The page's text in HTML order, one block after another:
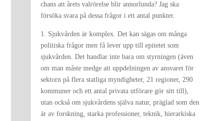
chans att årets valrörelse blir annorlunda? Jag ska
försöka svara på dessa frågor i ett antal punkter.
1. Sjukvården är komplex. Det kan sägas om många
politiska frågor men få lever upp till epitetet som
sjukvården. Det handlar inte bara om styrningen (även
om man måste medge att uppdelningen av ansvaret för
sektorn på flera statliga myndigheter, 21 regioner, 290
kommuner och ett antal privata utförare gör sitt till),
utan också om sjukvårdens själva natur, präglad som den
är av forskning, starka professioner, teknik, hierarkiska